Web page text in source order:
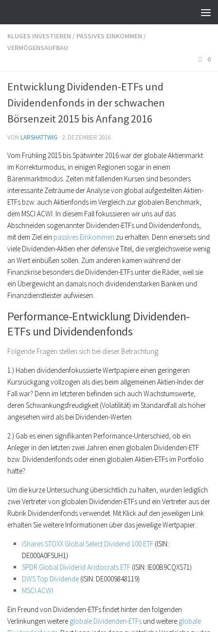
KLUGES INVESTIEREN / PASSIVES EINKOMMEN /
VERMÖGENSAUFBAU
0
Entwicklung Dividenden-ETFs und
Dividendenfonds in der schwachen
Börsenzeit 2015 bis Anfang 2016
VON LARSHATTWIG · 2. DEZEMBER 2016
Vom Frühling 2015 bis Spätwinter 2016 war der globale Aktienmarkt
im Korrekturmodus, in einigen Regionen sogar in einem
Bärenmarktmodus. Zeiten mit fallenden Kursen sind besonders
interessante Zeiträume der Analyse von global aufgestellten Aktien-
ETFs bzw. auch Aktienfonds im Vergleich zur globalen Benchmark,
dem MSCI ACWI. In diesem Fall fokussieren wir uns auf das
Abschneiden sogenannter Dividenden-ETFs und Dividendenfonds,
mit dem Ziel ein passives Einkommen zu erhalten. Denn einerseits sind
viele Dividenden-Aktien eher defensive Titel, die vergleichsweise wenig
an Wert einbüßen sollen. Zum anderen kamen während der
Finanzkrise besonders die Dividenden-ETFs unter die Räder, weil sie
ein Übergewicht an damals noch dividendenstarken Banken und
Finanzdienstleister aufwiesen.
Performance-Entwicklung Dividenden-
ETFs und Dividendenfonds
Folgende Fragen stellen sich bei dieser Betrachtung:
1.) Haben dividendenfokussierte Wertpapiere einen geringeren
Kursrückgang vollzogen als dies beim allgemeinen Aktien-Index der
Fall war? Denn im letzteren befinden sich auch Wachstumswerte,
deren Schwankungsfreudigkeit (Volatilität) im Standardfall als höher
angesehen wird als bei Dividenden-Werten.
2.) Gab es einen signifikanten Performance-Unterschied, ob ein
Anleger in den letzten zwei Jahren einen globalen Dividenden-ETF
bzw. Dividendenfonds oder einen globalen Aktien-ETFs im Portfolio
hatte?
Um die kurze Untersuchung übersichtlich zu halten, wurden lediglich
zwei Vertreter von globalen Dividenden-ETFs und ein Vertreter aus der
Rubrik Dividendenfonds verwendet. Mit Klick auf den jeweiligen Link
erhalten Sie weitere Informationen über das jeweilige Wertpapier.
iShares STOXX Global Select Dividend 100 ETF (ISIN:
DE000A0F5UH1)
SPDR Global Dividend Aristocrats ETF (ISIN: IE00B9CQXS71)
DWS Top Dividende (ISIN: DE0009848119)
MSCI ACWI
Ein Freund von Dividenden-ETFs findet hinter den folgenden
Verlinkungen weitere globale Dividenden-ETFs und weitere globale